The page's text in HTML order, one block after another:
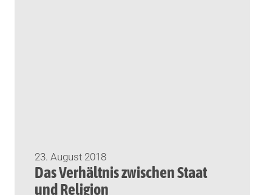
23. August 2018
Das Verhältnis zwischen Staat
und Religion